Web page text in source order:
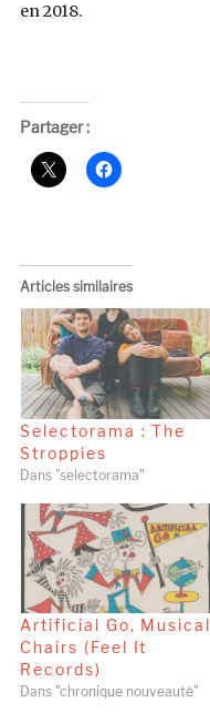
en 2018.
Partager :
Articles similaires
Selectorama : The
Stroppies
Dans "selectorama"
Artificial Go, Musical
Chairs (Feel It
Records)
Dans "chronique nouveauté"